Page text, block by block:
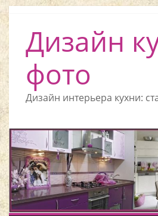
Дизайн
фото
Дизайн интерьера кухни: